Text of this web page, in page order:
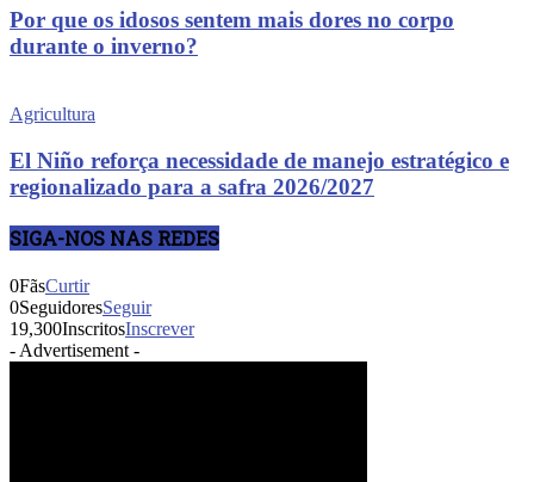
Por que os idosos sentem mais dores no corpo
durante o inverno?
Agricultura
El Niño reforça necessidade de manejo estratégico e
regionalizado para a safra 2026/2027
SIGA-NOS NAS REDES
0FãsCurtir
0SeguidoresSeguir
19,300InscritosInscrever
- Advertisement -